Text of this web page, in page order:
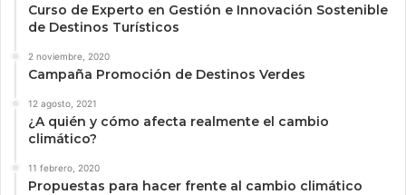
Curso de Experto en Gestión e Innovación Sostenible
de Destinos Turísticos
2 noviembre, 2020
Campaña Promoción de Destinos Verdes
12 agosto, 2021
¿A quién y cómo afecta realmente el cambio
climático?
11 febrero, 2020
Propuestas para hacer frente al cambio climático